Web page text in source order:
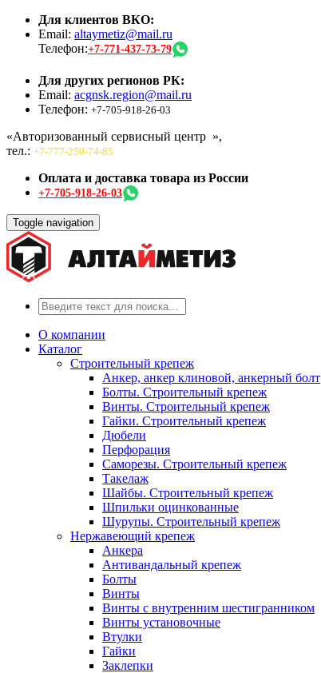
Для клиентов ВКО:
Email: altaymetiz@mail.ru
Телефон:+7-771-437-73-79
Для других регионов РК:
Email: acgnsk.region@mail.ru
Телефон: +7-705-918-26-03
«Авторизованный сервисный центр »,
тел.: +7-777-250-74-85
Оплата и доставка товара из России
+7-705-918-26-03
Toggle navigation
О компании
Каталог
Строительный крепеж
Анкер, анкер клиновой, анкерный болт
Болты. Строительный крепеж
Винты. Строительный крепеж
Гайки. Строительный крепеж
Дюбели
Перфорация
Саморезы. Строительный крепеж
Такелаж
Шайбы. Строительный крепеж
Шпильки оцинкованные
Шурупы. Строительный крепеж
Нержавеющий крепеж
Анкера
Антивандальный крепеж
Болты
Винты
Винты с внутренним шестигранником
Винты установочные
Втулки
Гайки
Заклепки